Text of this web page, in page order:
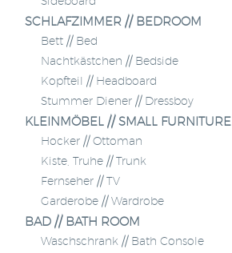
SCHLAFZIMMER // BEDROOM
Bett // Bed
Nachtkästchen // Bedside
Kopfteil // Headboard
Stummer Diener // Dressboy
KLEINMÖBEL // SMALL FURNITURE
Hocker // Ottoman
Kiste, Truhe // Trunk
Fernseher // TV
Garderobe // Wardrobe
BAD // BATH ROOM
Waschschrank // Bath Console